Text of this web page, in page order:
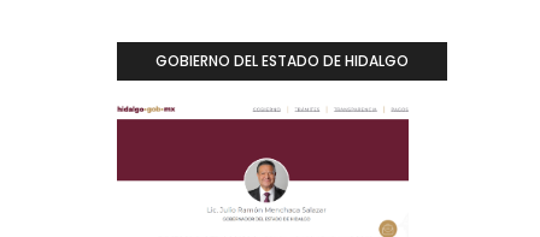
GOBIERNO DEL ESTADO DE HIDALGO